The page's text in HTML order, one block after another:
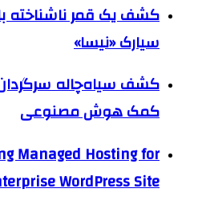
کشف یک قمر ناشناخته
سیارک «نیسا»
کشف سیاه‌چاله
کمک هوش مصنوعی
Managed Hosting for
WordPress Site